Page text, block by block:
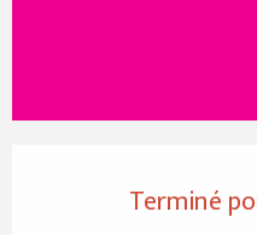
Terminé